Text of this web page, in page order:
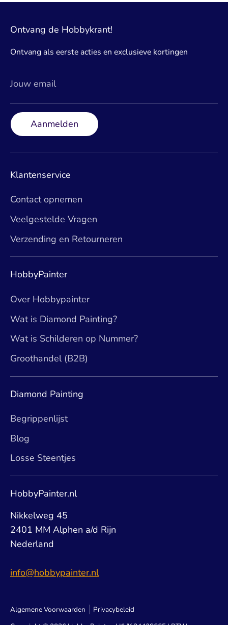
Ontvang de Hobbykrant!
Ontvang als eerste acties en exclusieve kortingen
Jouw email
Aanmelden
Klantenservice
Contact opnemen
Veelgestelde Vragen
Verzending en Retourneren
HobbyPainter
Over Hobbypainter
Wat is Diamond Painting?
Wat is Schilderen op Nummer?
Groothandel (B2B)
Diamond Painting
Begrippenlijst
Blog
Losse Steentjes
HobbyPainter.nl
Nikkelweg 45
2401 MM Alphen a/d Rijn
Nederland
info@hobbypainter.nl
Algemene Voorwaarden
Privacybeleid